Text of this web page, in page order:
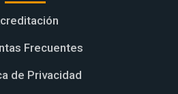
Frecuentes
de Privacidad